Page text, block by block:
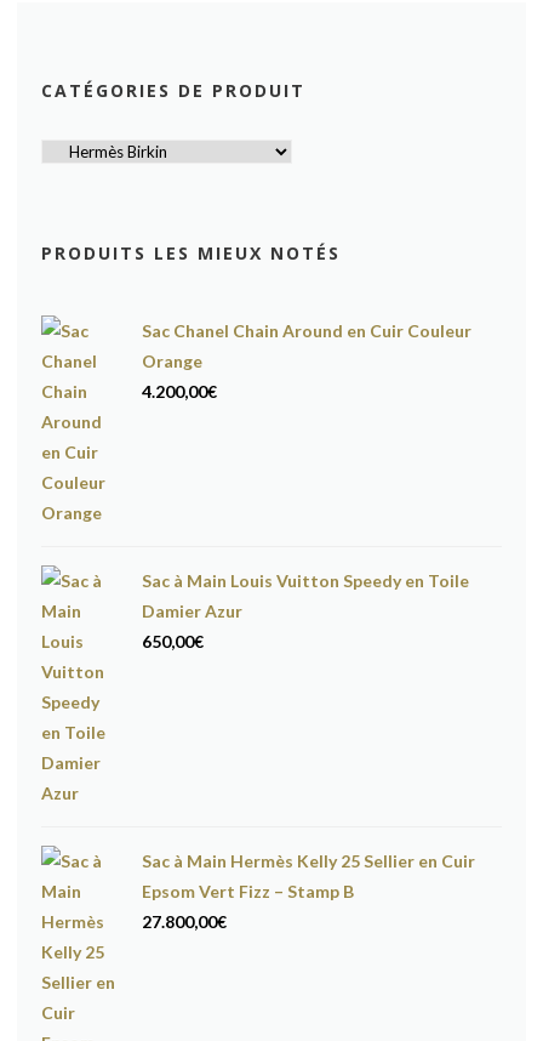
CATÉGORIES DE PRODUIT
PRODUITS LES MIEUX NOTÉS
Sac Chanel Chain Around en Cuir Couleur
Orange
4.200,00€
Sac à Main Louis Vuitton Speedy en Toile
Damier Azur
650,00€
Sac à Main Hermès Kelly 25 Sellier en Cuir
Epsom Vert Fizz – Stamp B
27.800,00€